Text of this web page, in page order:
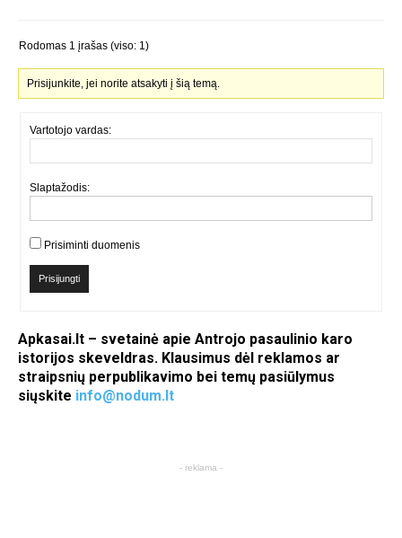
Rodomas 1 įrašas (viso: 1)
Prisijunkite, jei norite atsakyti į šią temą.
Vartotojo vardas:
Slaptažodis:
Prisiminti duomenis
Prisijungti
Apkasai.lt – svetainė apie Antrojo pasaulinio karo
istorijos skeveldras. Klausimus dėl reklamos ar
straipsnių perpublikavimo bei temų pasiūlymus
siųskite info@nodum.lt
- reklama -